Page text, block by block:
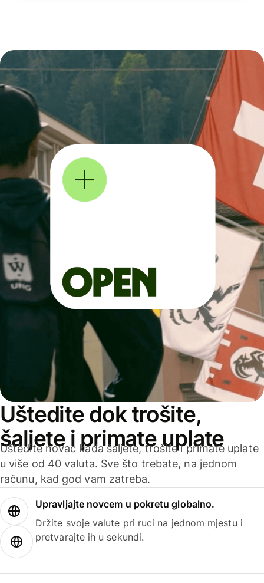
Uštedite dok trošite,
šaljete i primate uplate
Uštedite novac kada šaljete, trošite i primate uplate
u više od 40 valuta. Sve što trebate, na jednom
računu, kad god vam zatreba.
Upravljajte novcem u pokretu globalno.
Držite svoje valute pri ruci na jednom mjestu i
pretvarajte ih u sekundi.